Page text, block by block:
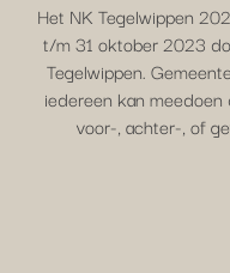
Het NK Tegelwippen
t/m 31 oktober 2023
Tegelwippen.
iedereen kan
voor-, achter-, of